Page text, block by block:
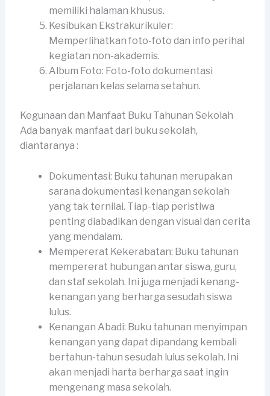
memiliki halaman khusus.
Kesibukan Ekstrakurikuler:
Memperlihatkan foto-foto dan info perihal
kegiatan non-akademis.
Album Foto: Foto-foto dokumentasi
perjalanan kelas selama setahun.
Kegunaan dan Manfaat Buku Tahunan Sekolah
Ada banyak manfaat dari buku sekolah,
diantaranya :
Dokumentasi: Buku tahunan merupakan
sarana dokumentasi kenangan sekolah
yang tak ternilai. Tiap-tiap peristiwa
penting diabadikan dengan visual dan cerita
yang mendalam.
Mempererat Kekerabatan: Buku tahunan
mempererat hubungan antar siswa, guru,
dan staf sekolah. Ini juga menjadi kenang-
kenangan yang berharga sesudah siswa
lulus.
Kenangan Abadi: Buku tahunan menyimpan
kenangan yang dapat dipandang kembali
bertahun-tahun sesudah lulus sekolah. Ini
akan menjadi harta berharga saat ingin
mengenang masa sekolah.